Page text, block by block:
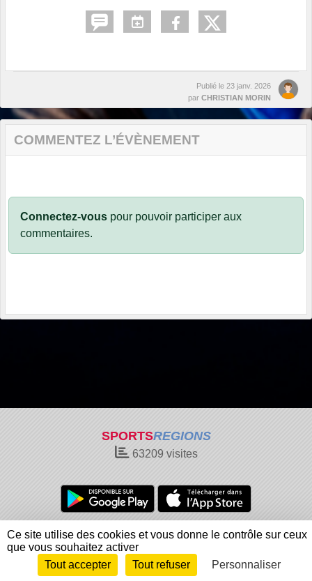
Publié le 23 janv. 2026
par CHRISTIAN MORIN
COMMENTEZ L’ÉVÈNEMENT
Connectez-vous pour pouvoir participer aux
commentaires.
SPORTSREGIONS
63209 visites
Charte cookies
Gestion des cookies
Informations légales
Signaler un contenu inapproprié
Envie de participer ?
Connexion
Ce site utilise des cookies et vous donne le contrôle sur ceux
que vous souhaitez activer
Tout accepter
Tout refuser Personnaliser